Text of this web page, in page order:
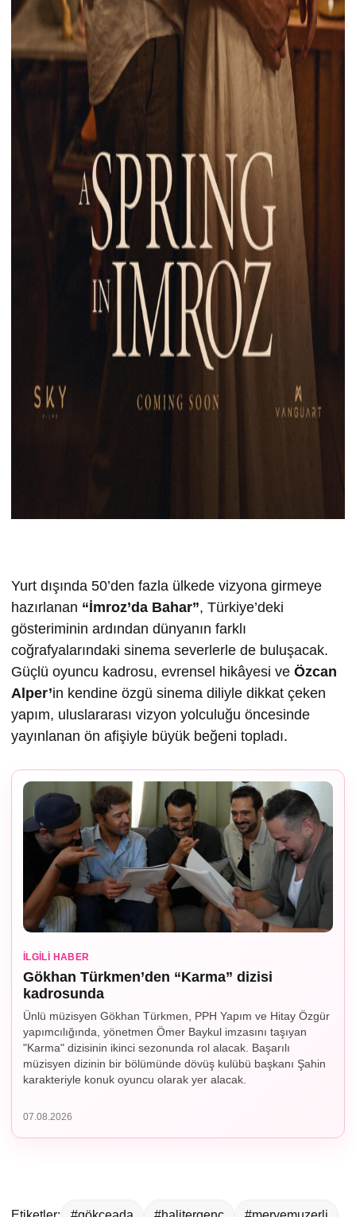
Yurt dışında 50’den fazla ülkede vizyona girmeye
hazırlanan “İmroz’da Bahar”, Türkiye’deki
gösteriminin ardından dünyanın farklı
coğrafyalarındaki sinema severlerle de buluşacak.
Güçlü oyuncu kadrosu, evrensel hikâyesi ve Özcan
Alper’in kendine özgü sinema diliyle dikkat çeken
yapım, uluslararası vizyon yolculuğu öncesinde
yayınlanan ön afişiyle büyük beğeni topladı.
İLGILI HABER
Gökhan Türkmen’den “Karma” dizisi
kadrosunda
Ünlü müzisyen Gökhan Türkmen, PPH Yapım ve Hitay Özgür
yapımcılığında, yönetmen Ömer Baykul imzasını taşıyan
"Karma" dizisinin ikinci sezonunda rol alacak. Başarılı
müzisyen dizinin bir bölümünde dövüş kulübü başkanı Şahin
karakteriyle konuk oyuncu olarak yer alacak.
07.08.2026